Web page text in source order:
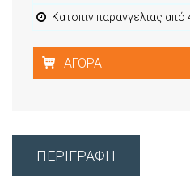
Κατοπιν παραγγελιας
ΑΓΟΡΆ
ΠΕΡΙΓΡΑΦΉ